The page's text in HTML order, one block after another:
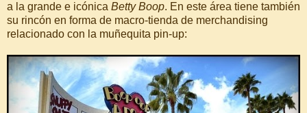
a la grande e icónica Betty Boop. En este área tiene también
su rincón en forma de macro-tienda de merchandising
relacionado con la muñequita pin-up: